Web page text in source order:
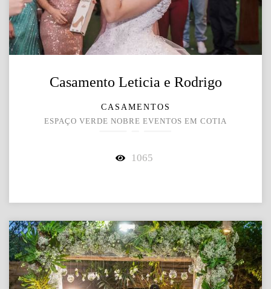
Casamento Leticia e Rodrigo
CASAMENTOS
ESPAÇO VERDE NOBRE EVENTOS EM COTIA
1065